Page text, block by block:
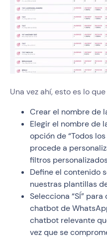
Una vez ahí, esto es lo
Crear el nombre de
Elegir el nombre de
opción de “Todos
procede a
filtros
Define el contenido
nuestras plantillas
Selecciona “SÍ”
chatbot de
chatbot relevante
vez que se